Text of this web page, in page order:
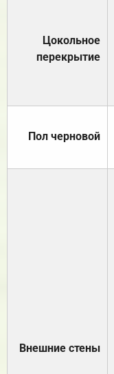
Цокольное
перекрытие
Пол черновой
Внешние стены